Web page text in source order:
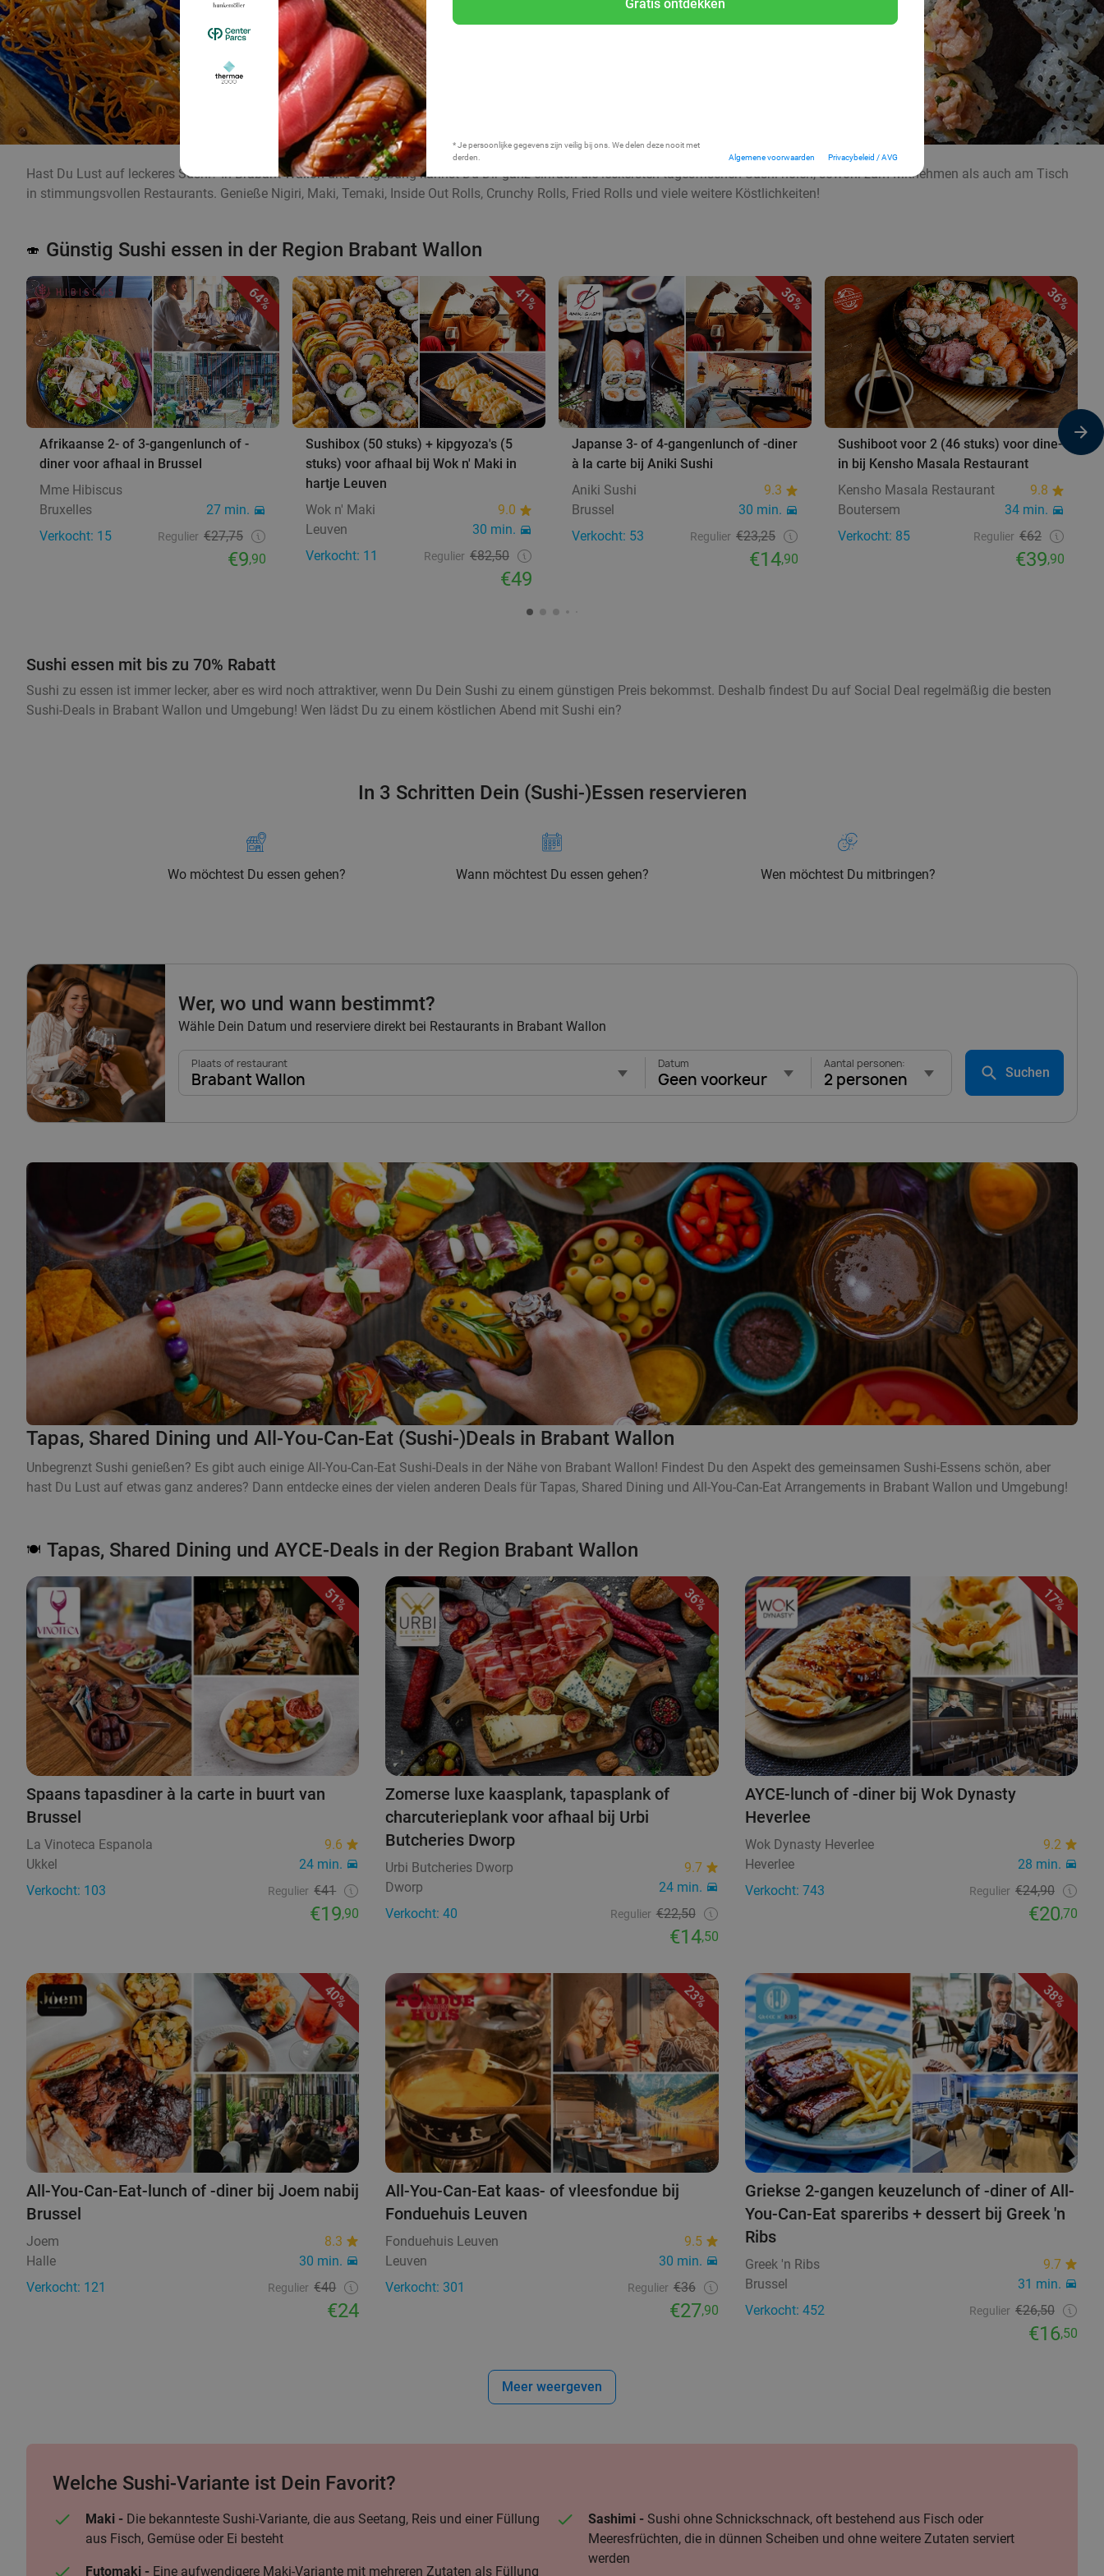
Gratis ontdekken
* Je persoonlijke gegevens zijn veilig bij ons. We delen deze nooit met
derden.
Algemene voorwaarden Privacybeleid / AVG
Hast Du Lust auf leckeres Sushi? In Brabant Wallon und Umgebung kannst Du Dir ganz einfach die leckersten tagesfrischen Sushi holen, sowohl zum Mitnehmen als auch am Tisch
in stimmungsvollen Restaurants. Genieße Nigiri, Maki, Temaki, Inside Out Rolls, Crunchy Rolls, Fried Rolls und viele weitere Köstlichkeiten!
🍣 Günstig Sushi essen in der Region Brabant Wallon
64%
Afrikaanse 2- of 3-gangenlunch of -
diner voor afhaal in Brussel
Mme Hibiscus
Bruxelles
27 min.
Verkocht: 15
Regulier €27,75
€9,90
41%
Sushibox (50 stuks) + kipgyoza's (5
stuks) voor afhaal bij Wok n' Maki in
hartje Leuven
Wok n' Maki
9.0
Leuven
30 min.
Verkocht: 11
Regulier €82,50
€49
36%
Japanse 3- of 4-gangenlunch of -diner
à la carte bij Aniki Sushi
Aniki Sushi
9.3
Brussel
30 min.
Verkocht: 53
Regulier €23,25
€14,90
36%
Sushiboot voor 2 (46 stuks) voor dine-
in bij Kensho Masala Restaurant
Kensho Masala Restaurant
9.8
Boutersem
34 min.
Verkocht: 85
Regulier €62
€39,90
Sushi essen mit bis zu 70% Rabatt
Sushi zu essen ist immer lecker, aber es wird noch attraktiver, wenn Du Dein Sushi zu einem günstigen Preis bekommst. Deshalb findest Du auf Social Deal regelmäßig die besten
Sushi-Deals in Brabant Wallon und Umgebung! Wen lädst Du zu einem köstlichen Abend mit Sushi ein?
In 3 Schritten Dein (Sushi-)Essen reservieren
Wo möchtest Du essen gehen? Wann möchtest Du essen gehen? Wen möchtest Du mitbringen?
Wer, wo und wann bestimmt?
Wähle Dein Datum und reserviere direkt bei Restaurants in Brabant Wallon
Plaats of restaurant
Brabant Wallon
Datum
Geen voorkeur
Aantal personen:
2 personen Suchen
Tapas, Shared Dining und All-You-Can-Eat (Sushi-)Deals in Brabant Wallon
Unbegrenzt Sushi genießen? Es gibt auch einige All-You-Can-Eat Sushi-Deals in der Nähe von Brabant Wallon! Findest Du den Aspekt des gemeinsamen Sushi-Essens schön, aber
hast Du Lust auf etwas ganz anderes? Dann entdecke eines der vielen anderen Deals für Tapas, Shared Dining und All-You-Can-Eat Arrangements in Brabant Wallon und Umgebung!
🍽️ Tapas, Shared Dining und AYCE-Deals in der Region Brabant Wallon
51%
Spaans tapasdiner à la carte in buurt van
Brussel
La Vinoteca Espanola
9.6
Ukkel
24 min.
Verkocht: 103
Regulier €41
€19,90
36%
Zomerse luxe kaasplank, tapasplank of
charcuterieplank voor afhaal bij Urbi
Butcheries Dworp
Urbi Butcheries Dworp
9.7
Dworp
24 min.
Verkocht: 40
Regulier €22,50
€14,50
17%
AYCE-lunch of -diner bij Wok Dynasty
Heverlee
Wok Dynasty Heverlee
9.2
Heverlee
28 min.
Verkocht: 743
Regulier €24,90
€20,70
40%
All-You-Can-Eat-lunch of -diner bij Joem nabij
Brussel
Joem
8.3
Halle
30 min.
Verkocht: 121
Regulier €40
€24
23%
All-You-Can-Eat kaas- of vleesfondue bij
Fonduehuis Leuven
Fonduehuis Leuven
9.5
Leuven
30 min.
Verkocht: 301
Regulier €36
€27,90
38%
Griekse 2-gangen keuzelunch of -diner of All-
You-Can-Eat spareribs + dessert bij Greek 'n
Ribs
Greek 'n Ribs
9.7
Brussel
31 min.
Verkocht: 452
Regulier €26,50
€16,50
Meer weergeven
Welche Sushi-Variante ist Dein Favorit?
Maki - Die bekannteste Sushi-Variante, die aus Seetang, Reis und einer Füllung
aus Fisch, Gemüse oder Ei besteht
Futomaki - Eine aufwendigere Maki-Variante mit mehreren Zutaten als Füllung
Sashimi - Sushi ohne Schnickschnack, oft bestehend aus Fisch oder
Meeresfrüchten, die in dünnen Scheiben und ohne weitere Zutaten serviert
werden